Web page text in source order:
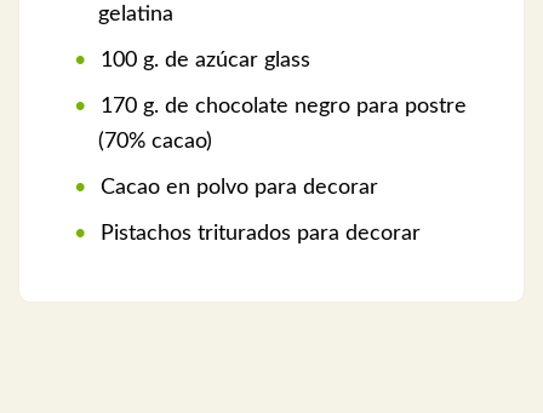
gelatina
100 g. de azúcar glass
170 g. de chocolate negro para postre
(70% cacao)
Cacao en polvo para decorar
Pistachos triturados para decorar